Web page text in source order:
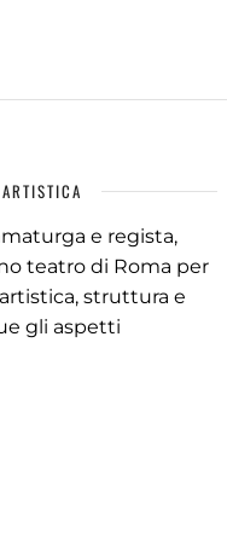
e regista,
teatro di Roma per
struttura e
gli aspetti